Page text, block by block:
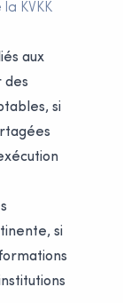
KVKK
aux
des
si
si